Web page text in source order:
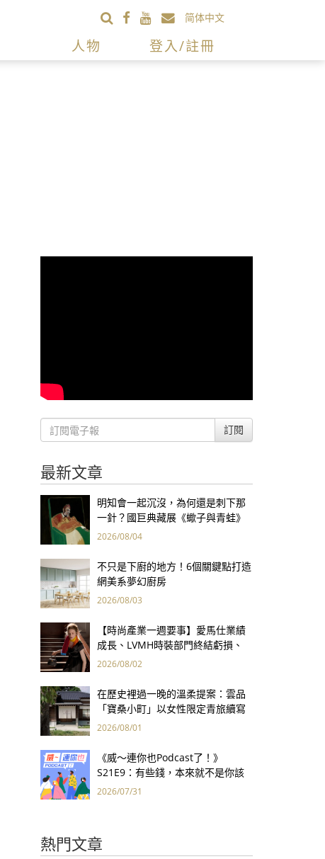
简体中文
人物 登入/註冊
訂閱
最新文章
明知會一起沉沒，為何還是刺下那
一針？國巨典藏展《蠍子與青蛙》
用66件名作拷問人性
2026/08/04
不只是下廚的地方！6個關鍵點打造
網美系夢幻廚房
2026/08/03
【時尚產業一週要事】愛馬仕業績
成長、LVMH時裝部門終結虧損、
Kering轉型策略初現成效、Prada
2026/08/02
在歷史裡過一晚的溫柔提案：雲品
「寶桑小町」以女性限定青旅續寫
台東老屋記憶
2026/08/01
《威～連你也Podcast了！》
S21E9：有些錢，本來就不是你該
賺的——讀《一個投機者的告白》
2026/07/31
熱門文章